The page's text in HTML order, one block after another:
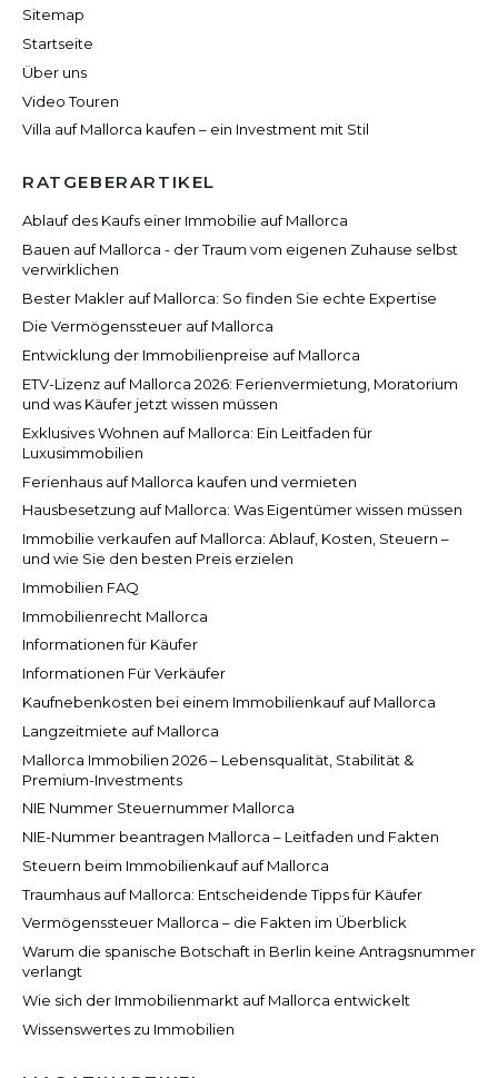
Sitemap
Startseite
Über uns
Video Touren
Villa auf Mallorca kaufen – ein Investment mit Stil
RATGEBERARTIKEL
Ablauf des Kaufs einer Immobilie auf Mallorca
Bauen auf Mallorca - der Traum vom eigenen Zuhause selbst
verwirklichen
Bester Makler auf Mallorca: So finden Sie echte Expertise
Die Vermögenssteuer auf Mallorca
Entwicklung der Immobilienpreise auf Mallorca
ETV-Lizenz auf Mallorca 2026: Ferienvermietung, Moratorium
und was Käufer jetzt wissen müssen
Exklusives Wohnen auf Mallorca: Ein Leitfaden für
Luxusimmobilien
Ferienhaus auf Mallorca kaufen und vermieten
Hausbesetzung auf Mallorca: Was Eigentümer wissen müssen
Immobilie verkaufen auf Mallorca: Ablauf, Kosten, Steuern –
und wie Sie den besten Preis erzielen
Immobilien FAQ
Immobilienrecht Mallorca
Informationen für Käufer
Informationen Für Verkäufer
Kaufnebenkosten bei einem Immobilienkauf auf Mallorca
Langzeitmiete auf Mallorca
Mallorca Immobilien 2026 – Lebensqualität, Stabilität &
Premium-Investments
NIE Nummer Steuernummer Mallorca
NIE-Nummer beantragen Mallorca – Leitfaden und Fakten
Steuern beim Immobilienkauf auf Mallorca
Traumhaus auf Mallorca: Entscheidende Tipps für Käufer
Vermögenssteuer Mallorca – die Fakten im Überblick
Warum die spanische Botschaft in Berlin keine Antragsnummer
verlangt
Wie sich der Immobilienmarkt auf Mallorca entwickelt
Wissenswertes zu Immobilien